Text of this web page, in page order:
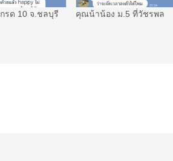
รด 10 จ.ชลบุรี คุณน้าน้อง ม.5 ที่วัชรพล